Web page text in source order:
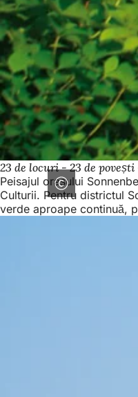
23 de locuri - 23 de povești
Peisajul orașului
Culturii. Pentru districtul
verde aproape continuă,